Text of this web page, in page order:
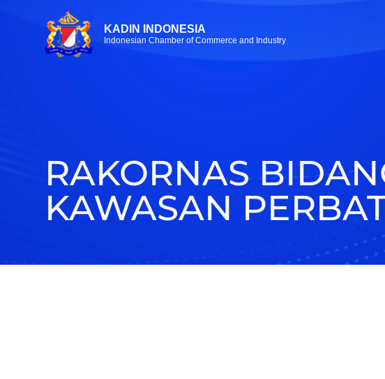
KADIN INDONESIA
Indonesian Chamber of Commerce and Industry
RAKORNAS
KAWASAN